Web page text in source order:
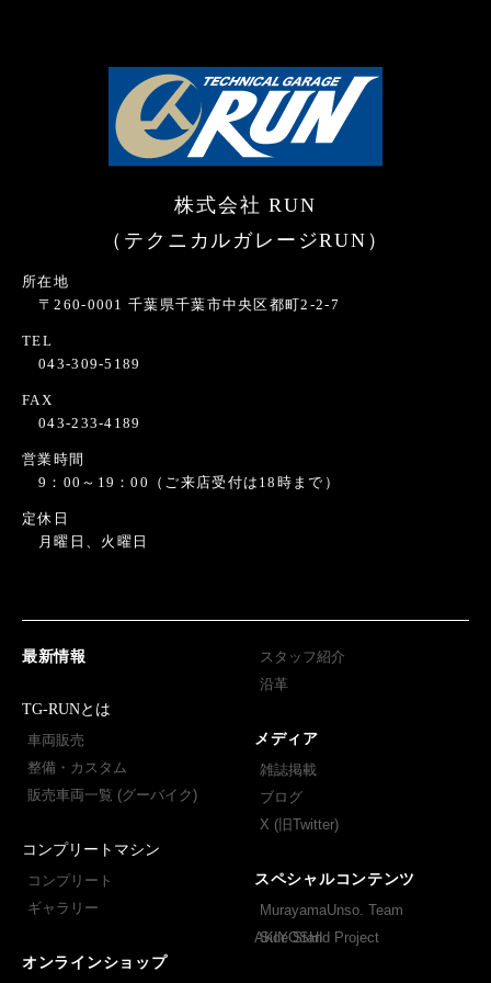
株式会社 RUN
（テクニカルガレージRUN）
所在地
〒260-0001 千葉県千葉市中央区都町2-2-7
TEL
043-309-5189
FAX
043-233-4189
営業時間
9：00～19：00（ご来店受付は18時まで）
定休日
月曜日、火曜日
最新情報
TG-RUNとは
車両販売
整備・カスタム
販売車両一覧 (グーバイク)
コンプリートマシン
コンプリート
ギャラリー
オンラインショップ
スタッフ紹介
沿革
メディア
雑誌掲載
ブログ
X (旧Twitter)
スペシャルコンテンツ
MurayamaUnso. Team
AKIYOSHI
Side Stand Project